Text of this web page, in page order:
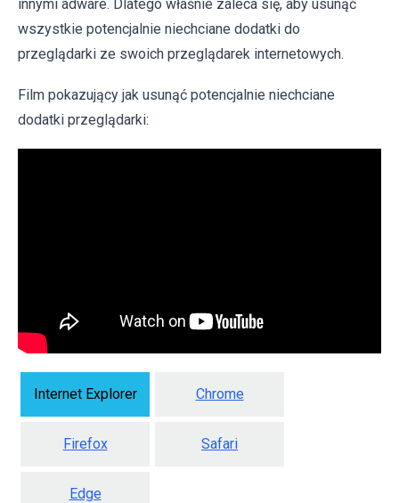
innymi adware. Dlatego właśnie zaleca się, aby usunąć
wszystkie potencjalnie niechciane dodatki do
przeglądarki ze swoich przeglądarek internetowych.
Film pokazujący jak usunąć potencjalnie niechciane
dodatki przeglądarki:
Internet Explorer Chrome
Firefox Safari
Edge